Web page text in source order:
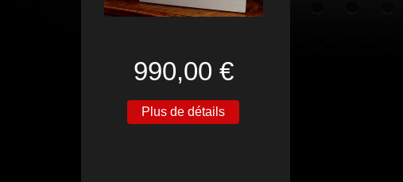
990,00 €
Plus de détails